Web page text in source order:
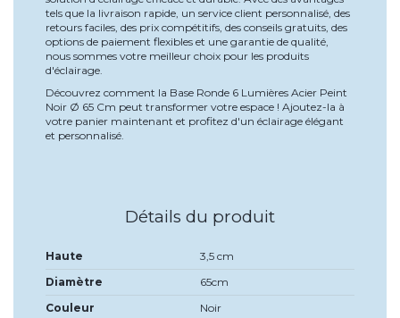
tels que la livraison rapide, un service client personnalisé, des
retours faciles, des prix compétitifs, des conseils gratuits, des
options de paiement flexibles et une garantie de qualité,
nous sommes votre meilleur choix pour les produits
d'éclairage.
Découvrez comment la Base Ronde 6 Lumières Acier Peint
Noir Ø 65 Cm peut transformer votre espace ! Ajoutez-la à
votre panier maintenant et profitez d'un éclairage élégant
et personnalisé.
Détails du produit
Haute
3,5 cm
Diamètre
65cm
Couleur
Noir